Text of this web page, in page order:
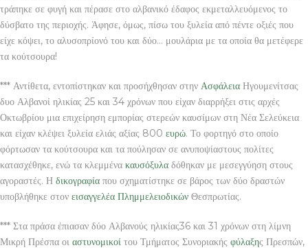
τράπηκε σε φυγή και πέρασε στο αλβανικό έδαφος εκμεταλλευόμενος το
δύσβατο της περιοχής. Άφησε, όμως, πίσω του ξυλεία από πέντε οξιές που
είχε κόψει, το αλυσοπρίονό του και δύο… μουλάρια με τα οποία θα μετέφερε
τα κούτσουρα!
*** Αντίθετα, εντοπίστηκαν και προσήχθησαν στην Ασφάλεια Ηγουμενίτσας
δυο Αλβανοί ηλικίας 25 και 34 χρόνων που είχαν διαρρήξει στις αρχές
Οκτωβρίου μια επιχείρηση εμπορίας στερεών καυσίμων στη Νέα Σελεύκεια
και είχαν κλέψει ξυλεία ελιάς αξίας 800 ευρώ. Το φορτηγό στο οποίο
φόρτωσαν τα κούτσουρα και τα πούλησαν σε ανυποψίαστους πολίτες
κατασχέθηκε, ενώ τα κλεμμένα καυσόξυλα δόθηκαν με μεσεγγύηση στους
αγοραστές. Η δικογραφία που σχηματίστηκε σε βάρος των δύο δραστών
υποβλήθηκε στον εισαγγελέα Πλημμελειοδικών Θεσπρωτίας.
*** Στα πράσα έπιασαν δύο Αλβανούς ηλικίας36 και 31 χρόνων στη λίμνη
Μικρή Πρέσπα οι αστυνομικοί του Τμήματος Συνοριακής φύλαξης Πρεσπών,